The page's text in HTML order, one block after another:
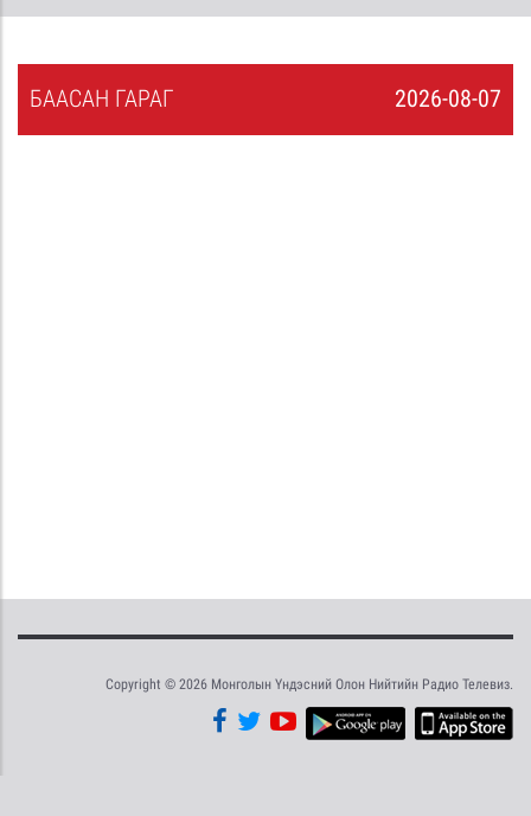
2026-08-07
БААСАН ГАРАГ
Copyright © 2026 Монголын Үндэсний Олон Нийтийн Радио Телевиз.